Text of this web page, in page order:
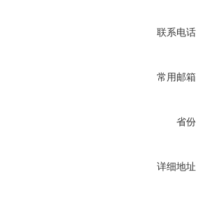
联系电话
常用邮箱
省份
详细地址